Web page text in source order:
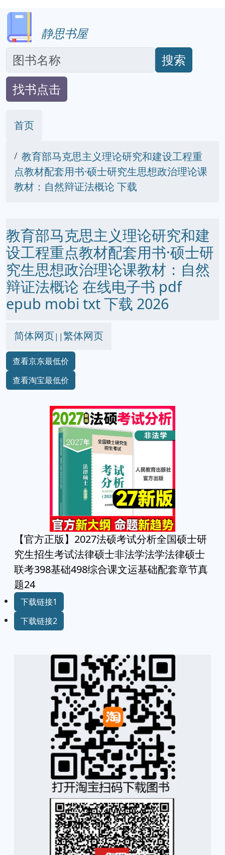
静思书屋
搜索
找书点击
首页
教育部马克思主义理论研究和建设工程重
点教材配套用书·硕士研究生思想政治理论课
教材：自然辩证法概论 下载
教育部马克思主义理论研究和建
设工程重点教材配套用书·硕士研
究生思想政治理论课教材：自然
辩证法概论 在线电子书 pdf
epub mobi txt 下载 2026
简体网页||繁体网页
查看京东最低价
查看淘宝最低价
【官方正版】2027法硕考试分析全国硕士研
究生招生考试法律硕士非法学法学法律硕士
联考398基础498综合课文运基础配套章节真
题24
下载链接1
下载链接2